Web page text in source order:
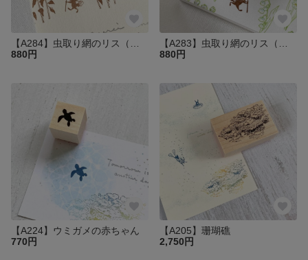
880円
880円
【A224】ウミガメの赤ちゃん
770円
【A205】珊瑚礁
2,750円